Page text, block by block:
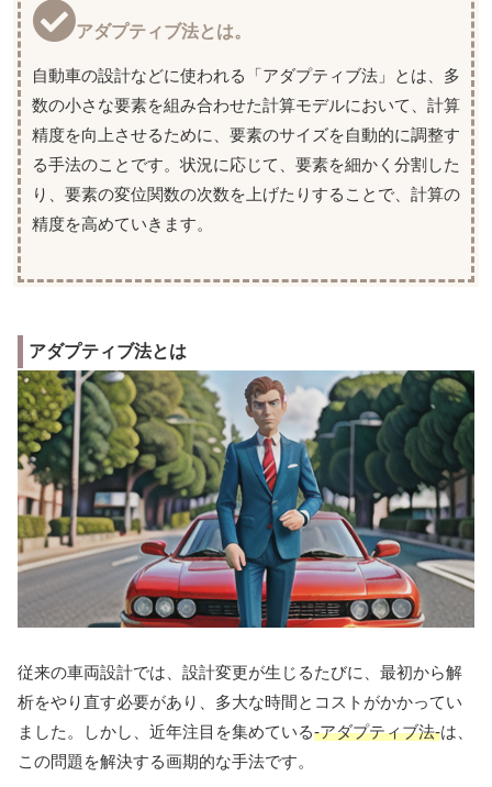
アダプティブ法とは。
自動車の設計などに使われる「アダプティブ法」とは、多
数の小さな要素を組み合わせた計算モデルにおいて、計算
精度を向上させるために、要素のサイズを自動的に調整す
る手法のことです。状況に応じて、要素を細かく分割した
り、要素の変位関数の次数を上げたりすることで、計算の
精度を高めていきます。
アダプティブ法とは
従来の車両設計では、設計変更が生じるたびに、最初から解
析をやり直す必要があり、多大な時間とコストがかかってい
ました。しかし、近年注目を集めている-アダプティブ法-は、
この問題を解決する画期的な手法です。